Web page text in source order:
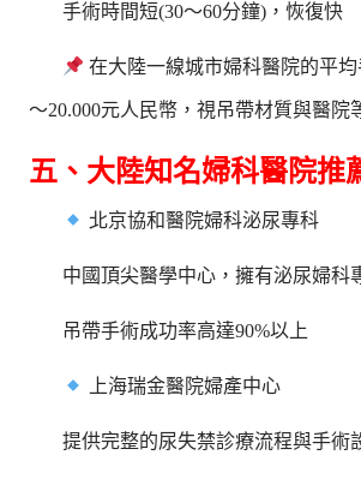
手術時間短(30～60分鐘)，恢復快
在大陸一線城市婦科醫院的平均
～20.000元人民幣，視吊帶材質與醫院
五、大陸知名婦科醫院推
北京協和醫院婦科泌尿專科
中國頂尖醫學中心，擁有泌尿婦科
吊帶手術成功率高達90%以上
上海瑞金醫院婦產中心
提供完整的尿失禁診療流程與手術